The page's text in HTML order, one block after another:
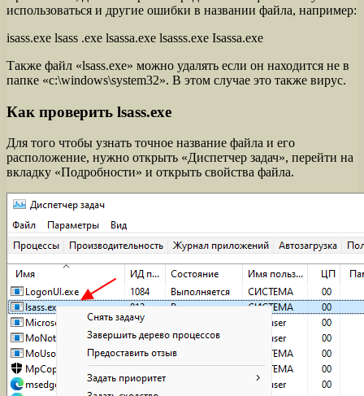
использоваться и другие ошибки в названии файла, например:
isass.exe lsass .exe lsassa.exe lsasss.exe Isassa.exe
Также файл «lsass.exe» можно удалять если он находится не в
папке «c:\windows\system32». В этом случае это также вирус.
Как проверить lsass.exe
Для того чтобы узнать точное название файла и его
расположение, нужно открыть «Диспетчер задач», перейти на
вкладку «Подробности» и открыть свойства файла.